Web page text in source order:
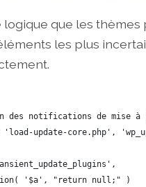
que les
les plus
des notifications de mise à
'load-update-core.php',
'$a', "return null;" )